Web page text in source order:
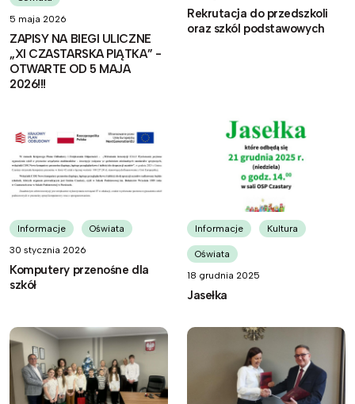
5 maja 2026
ZAPISY NA BIEGI ULICZNE
„XI CZASTARSKA PIĄTKA” -
OTWARTE OD 5 MAJA
2026!!!
Rekrutacja do przedszkoli
oraz szkól podstawowych
Informacje
Oświata
30 stycznia 2026
Komputery przenośne dla
szkół
Informacje Kultura
Oświata
18 grudnia 2025
Jasełka